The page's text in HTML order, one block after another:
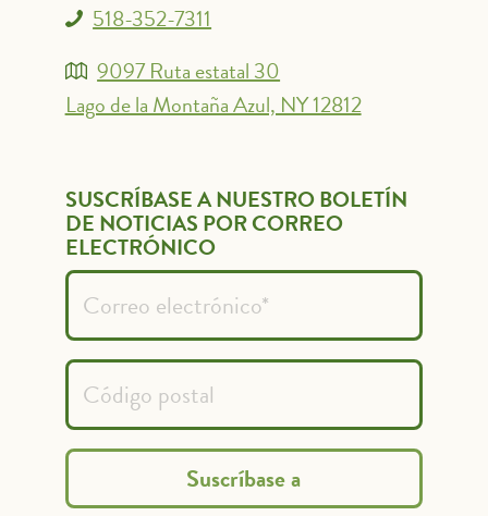
518-352-7311
9097 Ruta estatal 30
Lago de la Montaña Azul, NY 12812
SUSCRÍBASE A NUESTRO BOLETÍN
DE NOTICIAS POR CORREO
ELECTRÓNICO